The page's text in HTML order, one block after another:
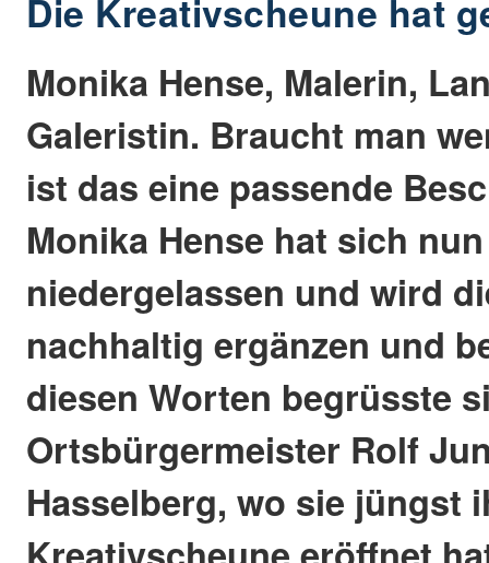
Die Kreativscheune hat
Monika Hense, Malerin,
Galeristin. Braucht man
ist das eine passende
Monika Hense hat sich
niedergelassen und wird
nachhaltig ergänzen und
diesen Worten begrüsste
Ortsbürgermeister Rolf
Hasselberg, wo sie jüngst